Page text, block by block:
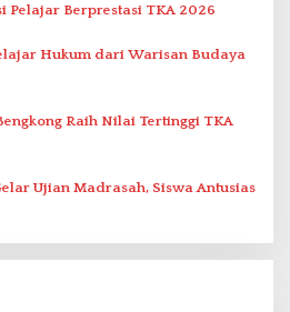
Pelajar Berprestasi TKA 2026
Hukum dari Warisan Budaya
Raih Nilai Tertinggi TKA
Ujian Madrasah, Siswa Antusias